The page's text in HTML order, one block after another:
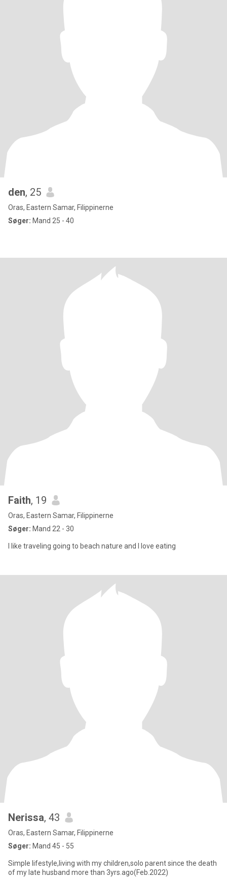
den, 25
Oras, Eastern Samar, Filippinerne
Søger: Mand 25 - 40
Faith, 19
Oras, Eastern Samar, Filippinerne
Søger: Mand 22 - 30
I like traveling going to beach nature and I love eating
Nerissa, 43
Oras, Eastern Samar, Filippinerne
Søger: Mand 45 - 55
Simple lifestyle,living with my children,solo parent since the death
of my late husband more than 3yrs.ago(Feb.2022)